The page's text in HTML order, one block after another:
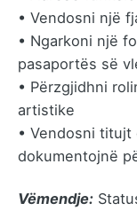
• Vendosni një
• Ngarkoni një
pasaportës së
• Përzgjidhni
artistike
• Vendosni
dokumentojnë
Vëmendje: